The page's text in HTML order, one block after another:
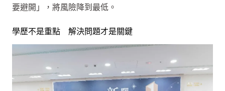
要避開」，將風險降到最低。
學歷不是重點 解決問題才是關鍵